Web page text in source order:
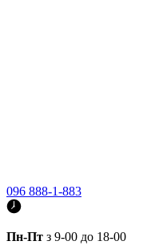
096 888-1-883
Пн-Пт з 9-00 до 18-00